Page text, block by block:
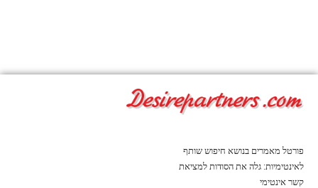
פורטל מאמרים בנושא חיפוש שותף
לאינטימיות: גלה את הסודות למציאת
קשר אינטימי